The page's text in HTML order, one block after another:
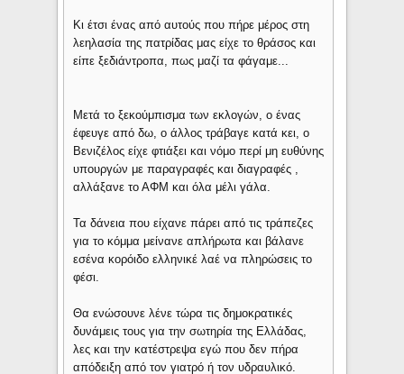
Κι έτσι ένας από αυτούς που πήρε μέρος στη
λεηλασία της πατρίδας μας είχε το θράσος και
είπε ξεδιάντροπα, πως μαζί τα φάγαμε...
Μετά το ξεκούμπισμα των εκλογών, ο ένας
έφευγε από δω, ο άλλος τράβαγε κατά κει, ο
Βενιζέλος είχε φτιάξει και νόμο περί μη ευθύνης
υπουργών με παραγραφές και διαγραφές ,
αλλάξανε το ΑΦΜ και όλα μέλι γάλα.
Τα δάνεια που είχανε πάρει από τις τράπεζες
για το κόμμα μείνανε απλήρωτα και βάλανε
εσένα κορόιδο ελληνικέ λαέ να πληρώσεις το
φέσι.
Θα ενώσουνε λένε τώρα τις δημοκρατικές
δυνάμεις τους για την σωτηρία της Ελλάδας,
λες και την κατέστρεψα εγώ που δεν πήρα
απόδειξη από τον γιατρό ή τον υδραυλικό.